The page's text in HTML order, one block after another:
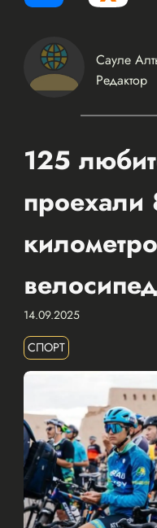
Сауле
Редактор
125
проехали
14.09.2025
СПОРТ